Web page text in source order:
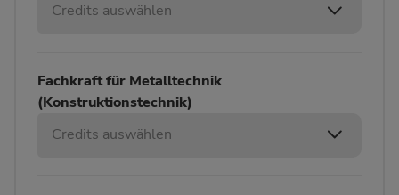
Credits auswählen
Fachkraft für Metalltechnik
(Konstruktionstechnik)
Credits auswählen